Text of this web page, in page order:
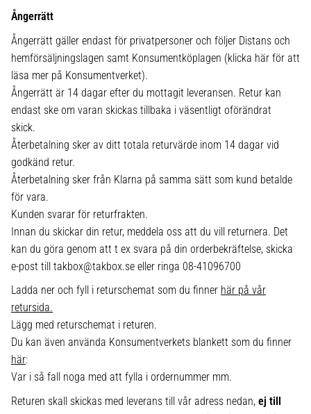
Ångerrätt
Ångerrätt gäller endast för privatpersoner och följer Distans och
hemförsäljningslagen samt Konsumentköplagen (klicka här för att
läsa mer på Konsumentverket).
Ångerrätt är 14 dagar efter du mottagit leveransen. Retur kan
endast ske om varan skickas tillbaka i väsentligt oförändrat
skick.
Återbetalning sker av ditt totala returvärde inom 14 dagar vid
godkänd retur.
Återbetalning sker från Klarna på samma sätt som kund betalde
för vara.
Kunden svarar för returfrakten.
Innan du skickar din retur, meddela oss att du vill returnera. Det
kan du göra genom att t ex svara på din orderbekräftelse, skicka
e-post till takbox@takbox.se eller ringa 08-41096700
Ladda ner och fyll i returschemat som du finner här på vår
retursida.
Lägg med returschemat i returen.
Du kan även använda Konsumentverkets blankett som du finner
här:
Var i så fall noga med att fylla i ordernummer mm.
Returen skall skickas med leverans till vår adress nedan, ej till